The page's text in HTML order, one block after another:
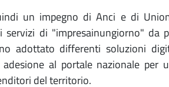
un impegno di Anci e di
servizi di "impresainungiorno" da
adottato differenti soluzioni
al portale nazionale per
del territorio.